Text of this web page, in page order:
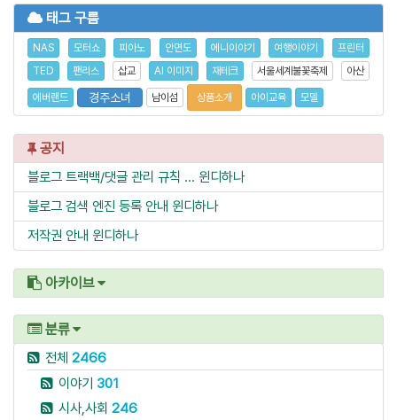
태그 구름
NAS 모터쇼 피아노 안면도 에니이야기 여행이야기
프린터
TED
팬리스 삽교 AI 이미지 재테크 서울세계불꽃축제 아산
에버랜드 경주소녀 남이섬 상품소개 아이교육 모델
공지
블로그 트랙백/댓글 관리 규칙 ... 윈디하나
블로그 검색 엔진 등록 안내 윈디하나
저작권 안내 윈디하나
아카이브
분류
전체 2466
이야기 301
시사,사회 246